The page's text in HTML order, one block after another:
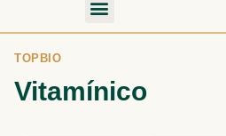
TOPBIO
Vitamínico